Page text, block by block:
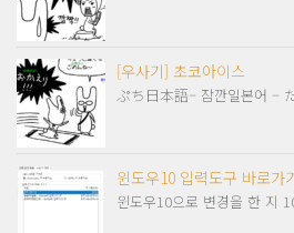
[우사기] 초코아이스
ぷち日本語– 잠깐일본어 –
윈도우10 입력도구 바로가
윈도우10으로 변경을 한 지